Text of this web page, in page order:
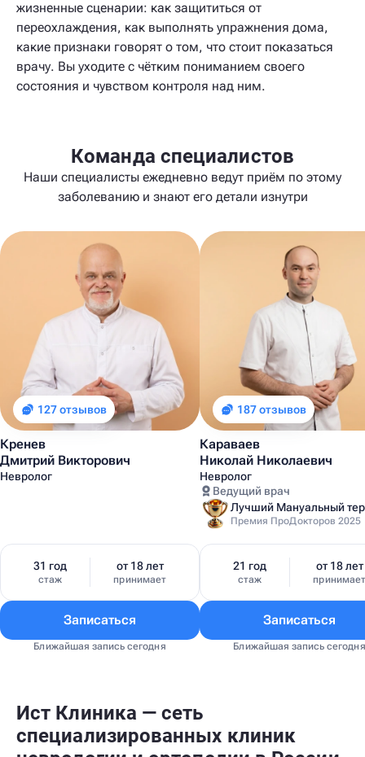
жизненные сценарии: как защититься от
переохлаждения, как выполнять упражнения дома,
какие признаки говорят о том, что стоит показаться
врачу. Вы уходите с чётким пониманием своего
состояния и чувством контроля над ним.
Команда специалистов
Наши специалисты ежедневно ведут приём по этому
заболеванию и знают его детали изнутри
127 отзывов
Кренев
Дмитрий Викторович
Невролог
31 год
стаж
от 18 лет
принимает
Записаться
Ближайшая запись сегодня
187 отзывов
Караваев
Николай Николаевич
Невролог
Ведущий врач
Премия ПроДокторов 2025
21 год
стаж
от 18 лет
принимает
Записаться
Ближайшая запись сегодня
Ист Клиника — сеть
специализированных клиник